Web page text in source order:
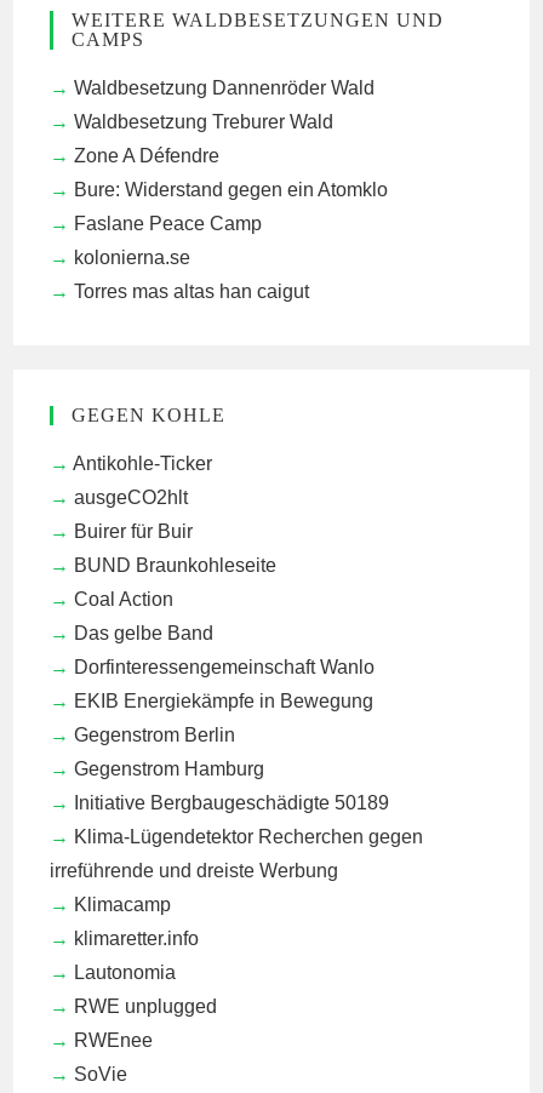
WEITERE WALDBESETZUNGEN UND
CAMPS
Waldbesetzung Dannenröder Wald
Waldbesetzung Treburer Wald
Zone A Défendre
Bure: Widerstand gegen ein Atomklo
Faslane Peace Camp
kolonierna.se
Torres mas altas han caigut
GEGEN KOHLE
Antikohle-Ticker
ausgeCO2hlt
Buirer für Buir
BUND Braunkohleseite
Coal Action
Das gelbe Band
Dorfinteressengemeinschaft Wanlo
EKIB Energiekämpfe in Bewegung
Gegenstrom Berlin
Gegenstrom Hamburg
Initiative Bergbaugeschädigte 50189
Klima-Lügendetektor Recherchen gegen
irreführende und dreiste Werbung
Klimacamp
klimaretter.info
Lautonomia
RWE unplugged
RWEnee
SoVie